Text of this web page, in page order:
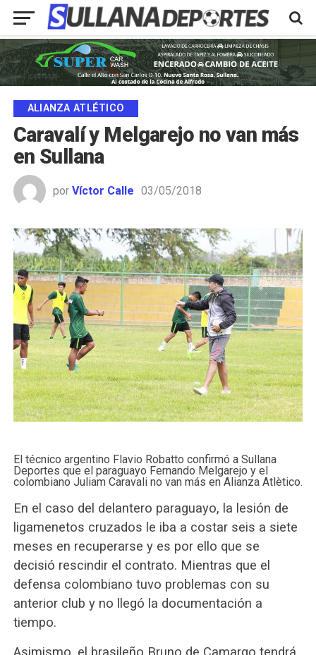
ALIANZA ATLÉTICO
Caravalí y Melgarejo no van más
en Sullana
por Víctor Calle 03/05/2018
El técnico argentino Flavio Robatto confirmó a Sullana
Deportes que el paraguayo Fernando Melgarejo y el
colombiano Juliam Caravali no van más en Alianza Atlètico.
En el caso del delantero paraguayo, la lesión de
ligamenetos cruzados le iba a costar seis a siete
meses en recuperarse y es por ello que se
decisió rescindir el contrato. Mientras que el
defensa colombiano tuvo problemas con su
anterior club y no llegó la documentación a
tiempo.
Asimismo, el brasileño Bruno de Camargo tendrá